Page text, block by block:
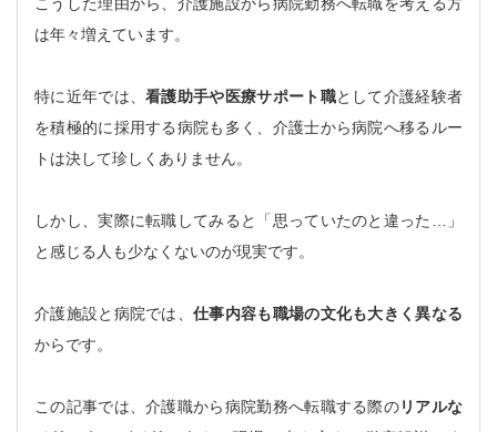
こうした理由から、介護施設から病院勤務へ転職を考える方
は年々増えています。
特に近年では、看護助手や医療サポート職として介護経験者
を積極的に採用する病院も多く、介護士から病院へ移るルー
トは決して珍しくありません。
しかし、実際に転職してみると「思っていたのと違った…」
と感じる人も少なくないのが現実です。
介護施設と病院では、仕事内容も職場の文化も大きく異なる
からです。
この記事では、介護職から病院勤務へ転職する際のリアルな